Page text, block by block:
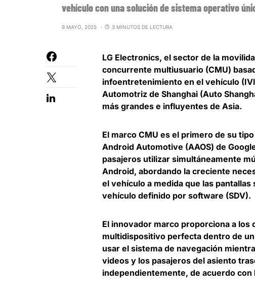
vehículo con una solución de sistema operativo
9 MAYO, 2025 3 MINUTOS DE LECTURA
LG Electronics, el sector de la
concurrente multiusuario (CMU)
infoentretenimiento en el vehículo
Automotriz de Shanghai (Auto
más grandes e influyentes de Asia.
El marco CMU es el primero de su
Android Automotive (AAOS) de
pasajeros utilizar simultáneamente
Android, abordando la creciente
el vehículo a medida que las
vehículo definido por software (SDV).
El innovador marco proporciona a
multidispositivo perfecta dentro de
usar el sistema de navegación
videos y los pasajeros del asiento
independientemente, de acuerdo con